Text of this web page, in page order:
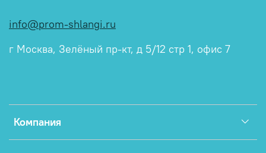
Компания
info@prom-shlangi.ru
г Москва, Зелёный пр-кт, д 5/12 стр 1, офис 7